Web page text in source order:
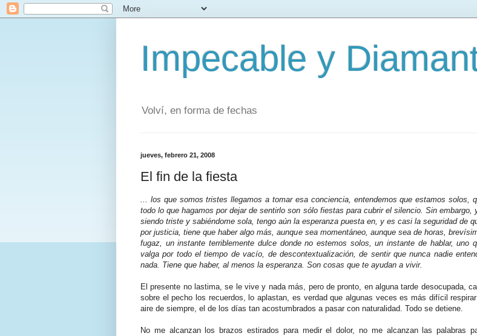
Impecable y
Volví, en forma de fechas
jueves, febrero 21, 2008
El fin de la fiesta
... los que somos tristes llegamos a tomar esa conciencia, entendemos que estamos solos,
todo lo que hagamos por dejar de sentirlo son sólo fiestas para cubrir el silencio. Sin embargo,
siendo triste y sabiéndome sola, tengo aún la esperanza puesta en, y es casi la seguridad de
por justicia, tiene que haber algo más, aunque sea momentáneo, aunque sea de horas,
fugaz, un instante terriblemente dulce donde no estemos solos, un instante de hablar, uno
valga por todo el tiempo de vacío, de descontextualización, de sentir que nunca nadie
nada. Tiene que haber, al menos la esperanza. Son cosas que te ayudan a vivir.
El presente no lastima, se le vive y nada más, pero de pronto, en alguna tarde desocupada,
sobre el pecho los recuerdos, lo aplastan, es verdad que algunas veces es más difícil respirar
aire de siempre, el de los días tan acostumbrados a pasar con naturalidad. Todo se detiene.
No me alcanzan los brazos estirados para medir el dolor, no me alcanzan las palabras